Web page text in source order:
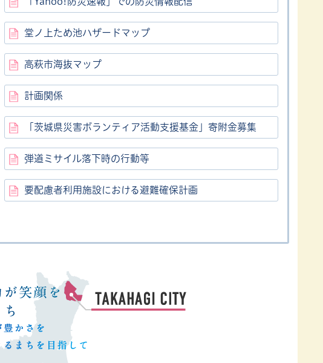
堂ノ上ため池ハザードマップ
高萩市海抜マップ
計画関係
「茨城県災害ボランティア活動支援基金」寄附金募集
弾道ミサイル落下時の行動等
要配慮者利用施設における避難確保計画